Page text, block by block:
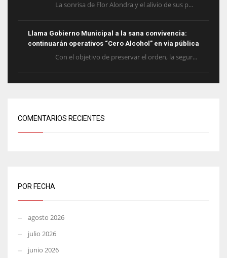
La sonrisa de Flor Alondra y el alivio de sus p...
Llama Gobierno Municipal a la sana convivencia:
continuarán operativos “Cero Alcohol” en vía pública
Con el objetivo de preservar el orden, la segur...
COMENTARIOS RECIENTES
POR FECHA
agosto 2026
julio 2026
junio 2026